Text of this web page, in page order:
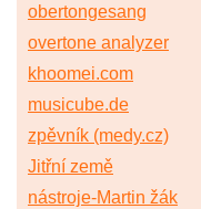
obertongesang
overtone analyzer
khoomei.com
musicube.de
zpěvník (medy.cz)
Jitřní země
nástroje-Martin žák